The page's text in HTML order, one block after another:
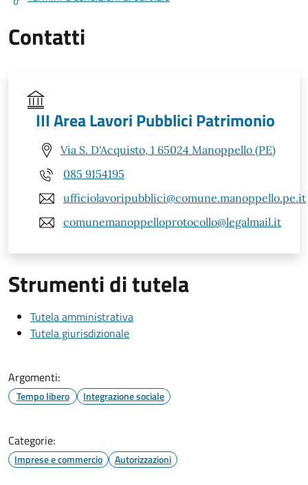
Contatti
III Area Lavori Pubblici Patrimonio
Via S. D'Acquisto, 1 65024 Manoppello (PE)
085 9154195
ufficiolavoripubblici@comune.manoppello.pe.it
comunemanoppelloprotocollo@legalmail.it
Strumenti di tutela
Tutela amministrativa
Tutela giurisdizionale
Argomenti:
Tempo libero Integrazione sociale
Categorie:
Imprese e commercio Autorizzazioni